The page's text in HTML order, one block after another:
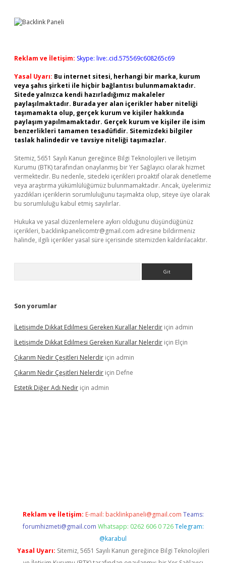
Reklam ve İletişim: Skype: live:.cid.575569c608265c69
Yasal Uyarı: Bu internet sitesi, herhangi bir marka, kurum
veya şahıs şirketi ile hiçbir bağlantısı bulunmamaktadır.
Sitede yalnızca kendi hazırladığımız makaleler
paylaşılmaktadır. Burada yer alan içerikler haber niteliği
taşımamakta olup, gerçek kurum ve kişiler hakkında
paylaşım yapılmamaktadır. Gerçek kurum ve kişiler ile isim
benzerlikleri tamamen tesadüfidir. Sitemizdeki bilgiler
taslak halindedir ve tavsiye niteliği taşımazlar.
Sitemiz, 5651 Sayılı Kanun gereğince Bilgi Teknolojileri ve İletişim
Kurumu (BTK) tarafından onaylanmış bir Yer Sağlayıcı olarak hizmet
vermektedir. Bu nedenle, sitedeki içerikleri proaktif olarak denetleme
veya araştırma yükümlülüğümüz bulunmamaktadır. Ancak, üyelerimiz
yazdıkları içeriklerin sorumluluğunu taşımakta olup, siteye üye olarak
bu sorumluluğu kabul etmiş sayılırlar.
Hukuka ve yasal düzenlemelere aykırı olduğunu düşündüğünüz
içerikleri, backlinkpanelicomtr@gmail.com adresine bildirmeniz
halinde, ilgili içerikler yasal süre içerisinde sitemizden kaldırılacaktır.
Son yorumlar
İLetişimde Dikkat Edilmesi Gereken Kurallar Nelerdir için admin
İLetişimde Dikkat Edilmesi Gereken Kurallar Nelerdir için Elçin
Çıkarım Nedir Çeşitleri Nelerdir için admin
Çıkarım Nedir Çeşitleri Nelerdir için Defne
Estetik Diğer Adı Nedir için admin
Reklam ve İletişim: E-mail: backlinkpaneli@gmail.com Teams:
forumhizmeti@gmail.com Whatsapp: 0262 606 0 726 Telegram:
@karabul
Yasal Uyarı: Sitemiz, 5651 Sayılı Kanun gereğince Bilgi Teknolojileri